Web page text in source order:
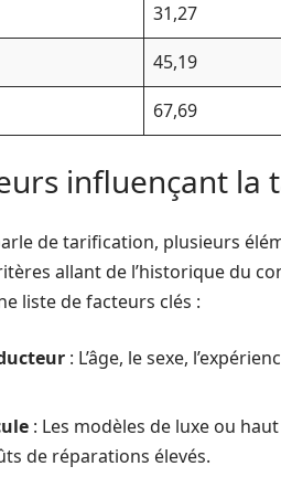
31,27
45,19
67,69
influençant la
de tarification, plusieurs
allant de l’historique du
liste de facteurs clés :
: L’âge, le sexe,
: Les modèles de luxe ou
de réparations élevés.